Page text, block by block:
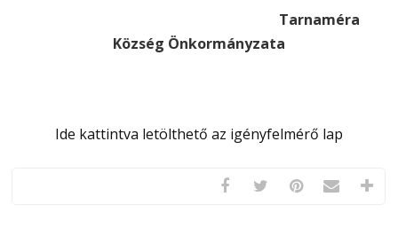
Tarnaméra
Község Önkormányzata
Ide kattintva letölthető az igényfelmérő lap